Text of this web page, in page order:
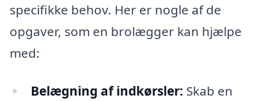
specifikke behov. Her er nogle af de
opgaver, som en brolægger kan hjælpe
med:
Belægning af indkørsler: Skab en